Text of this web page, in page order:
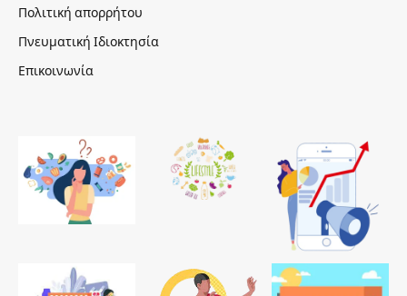
Πολιτική απορρήτου
Πνευματική Ιδιοκτησία
Επικοινωνία